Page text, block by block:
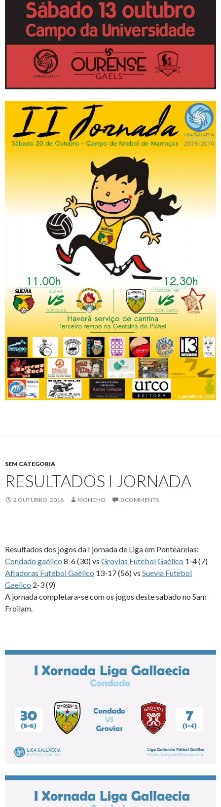
SEM CATEGORIA
RESULTADOS I JORNADA
2 OUTUBRO, 2018 MONCHO 0 COMMENTS
Resultados dos jogos da I jornada de Liga em Ponteareias:
Condado gaélico 8-6 (30) vs Grovias Futebol Gaélico 1-4 (7)
Afiadoras Futebol Gaélico 13-17 (56) vs Suevia Futebol
Gaelico 2-3 (9)
A jornada completara-se com os jogos deste sabado no Sam
Froilam.